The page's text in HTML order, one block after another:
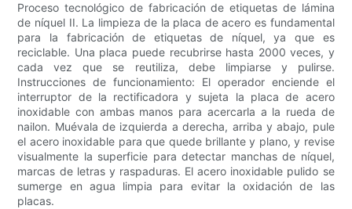
Proceso tecnológico de fabricación de etiquetas de lámina
de níquel II. La limpieza de la placa de acero es fundamental
para la fabricación de etiquetas de níquel, ya que es
reciclable. Una placa puede recubrirse hasta 2000 veces, y
cada vez que se reutiliza, debe limpiarse y pulirse.
Instrucciones de funcionamiento: El operador enciende el
interruptor de la rectificadora y sujeta la placa de acero
inoxidable con ambas manos para acercarla a la rueda de
nailon. Muévala de izquierda a derecha, arriba y abajo, pule
el acero inoxidable para que quede brillante y plano, y revise
visualmente la superficie para detectar manchas de níquel,
marcas de letras y raspaduras. El acero inoxidable pulido se
sumerge en agua limpia para evitar la oxidación de las
placas.